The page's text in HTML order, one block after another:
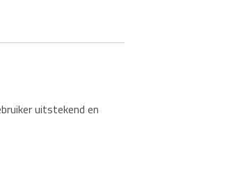
uitstekend en